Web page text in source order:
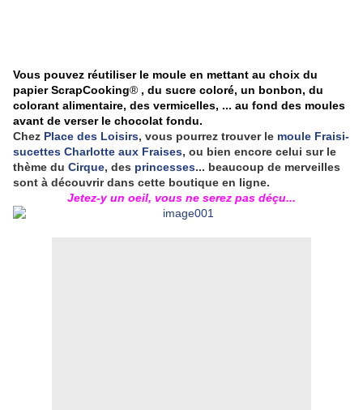
Vous pouvez réutiliser le moule en mettant au choix du
papier ScrapCooking® , du sucre coloré, un bonbon, du
colorant alimentaire, des vermicelles, ... au fond des moules
avant de verser le chocolat fondu.
Chez Place des Loisirs, vous pourrez trouver le moule Fraisi-
sucettes Charlotte aux Fraises, ou bien encore celui sur le
thème du Cirque, des princesses... beaucoup de merveilles
sont à découvrir dans cette boutique en ligne.
Jetez-y un oeil, vous ne serez pas déçu...